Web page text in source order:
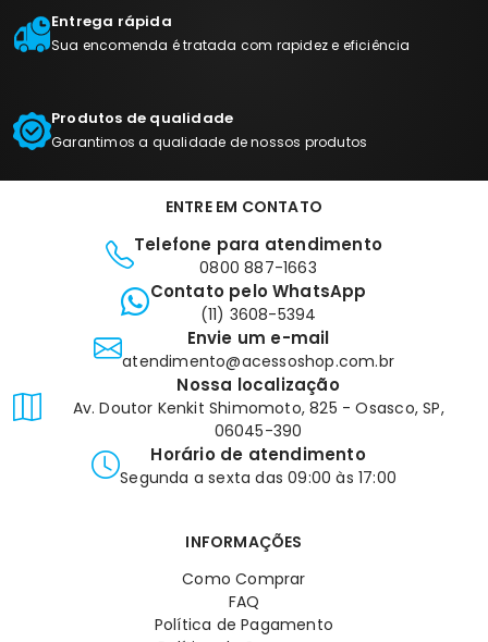
Entrega rápida
Sua encomenda é tratada com rapidez e eficiência
Produtos de qualidade
Garantimos a qualidade de nossos produtos
ENTRE EM CONTATO
Telefone para atendimento
0800 887-1663
Contato pelo WhatsApp
(11) 3608-5394
Envie um e-mail
atendimento@acessoshop.com.br
Nossa localização
Av. Doutor Kenkit Shimomoto, 825 - Osasco, SP,
06045-390
Horário de atendimento
Segunda a sexta das 09:00 às 17:00
INFORMAÇÕES
Como Comprar
FAQ
Política de Pagamento